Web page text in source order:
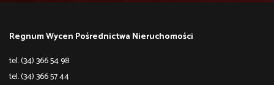
Regnum Wycen Pośrednictwa Nieruchomości
tel. (34) 366 54 98
tel. (34) 366 57 44